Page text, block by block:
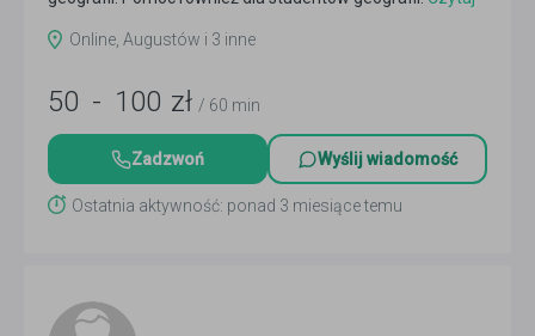
Online, Augustów i 3 inne
50 - 100 zł / 60 min
Zadzwoń Wyślij wiadomość
Ostatnia aktywność: ponad 3 miesiące temu